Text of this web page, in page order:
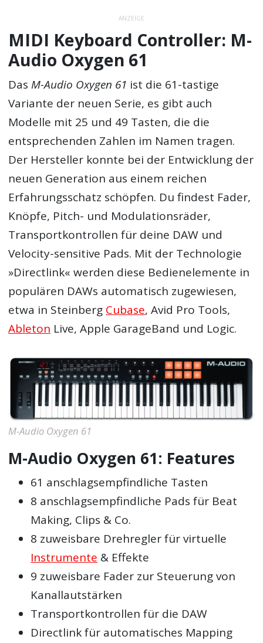
ANZEIGE
MIDI Keyboard Controller: M-
Audio Oxygen 61
DasM-Audio Oxygen 61 ist die 61-tastige
Variante der neuen Serie, es gibt auch
Modelle mit 25 und 49 Tasten, die die
entsprechenden Zahlen im Namen tragen.
Der Hersteller konnte bei der Entwicklung der
neuen Generation aus einem reichen
Erfahrungsschatz schöpfen. Du findest Fader,
Knöpfe, Pitch- und Modulationsräder,
Transportkontrollen für deine DAW und
Velocity-sensitive Pads. Mit der Technologie
»Directlink« werden diese Bedienelemente in
populären DAWs automatisch zugewiesen,
etwa in Steinberg Cubase, Avid Pro Tools,
Ableton Live, Apple GarageBand und Logic.
M-Audio Oxygen 61
M-Audio Oxygen 61: Features
61 anschlagsempfindliche Tasten
8 anschlagsempfindliche Pads für Beat
Making, Clips & Co.
8 zuweisbare Drehregler für virtuelle
Instrumente & Effekte
9 zuweisbare Fader zur Steuerung von
Kanallautstärken
Transportkontrollen für die DAW
Directlink für automatisches Mapping